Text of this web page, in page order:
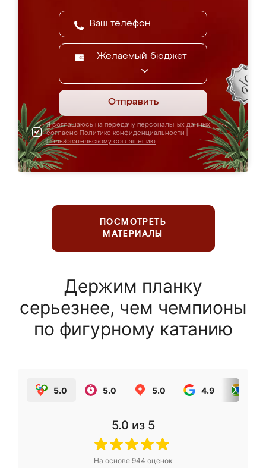
Желаемый бюджет
Отправить
Я соглашаюсь на передачу персональных данных
согласно Политике конфиденциальности
Пользовательскому соглашению
ПОСМОТРЕТЬ
МАТЕРИАЛЫ
Держим планку
серьезнее, чем чемпионы
по фигурному катанию
5.0 5.0 5.0 4.9
5.0 из 5
На основе 944 оценок